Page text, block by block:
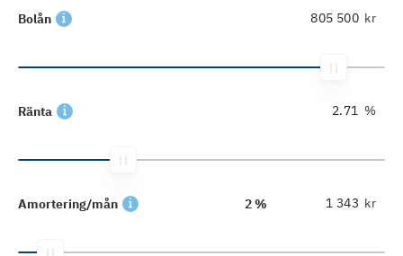
Bolån kr
Ränta %
Amortering/mån 2 % kr